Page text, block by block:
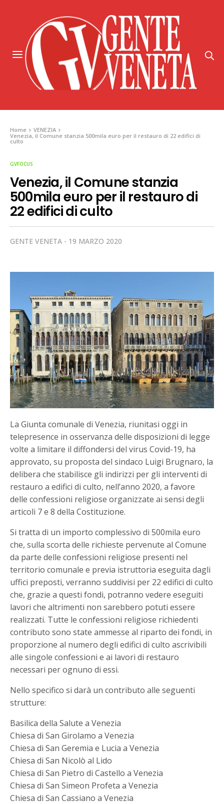
Home
VENEZIA
Venezia, il Comune stanzia 500mila euro per il restauro di 22 edifici di
culto
GVFOCUS
Venezia, il Comune stanzia
500mila euro per il restauro di
22 edifici di culto
GENTE VENETA 19 MARZO 2020
La Giunta comunale di Venezia, riunitasi oggi in
telepresence in osservanza delle disposizioni di legge
volte a limitare il diffondersi del virus Covid-19, ha
approvato, su proposta del sindaco Luigi Brugnaro, la
delibera che stabilisce gli indirizzi per gli interventi di
restauro a edifici di culto, nell’anno 2020, a favore
delle confessioni religiose organizzate ai sensi degli
articoli 7 e 8 della Costituzione.
Si tratta di un importo complessivo di 500mila euro
che, sulla scorta delle richieste pervenute al Comune
da parte delle confessioni religiose presenti nel
territorio comunale e previa istruttoria eseguita dagli
uffici preposti, verranno suddivisi per 22 edifici di culto
che, grazie a questi fondi, potranno vedere eseguiti
lavori che altrimenti non sarebbero potuti essere
realizzati. Tutte le confessioni religiose richiedenti
contributo sono state ammesse al riparto dei fondi, in
proporzione al numero degli edifici di culto ascrivibili
alle singole confessioni e ai lavori di restauro
necessari per ognuno di essi.
Nello specifico si darà un contributo alle seguenti
strutture:
Basilica della Salute a Venezia
Chiesa di San Girolamo a Venezia
Chiesa di San Geremia e Lucia a Venezia
Chiesa di San Nicolò al Lido
Chiesa di San Pietro di Castello a Venezia
Chiesa di San Simeon Profeta a Venezia
Chiesa di San Cassiano a Venezia